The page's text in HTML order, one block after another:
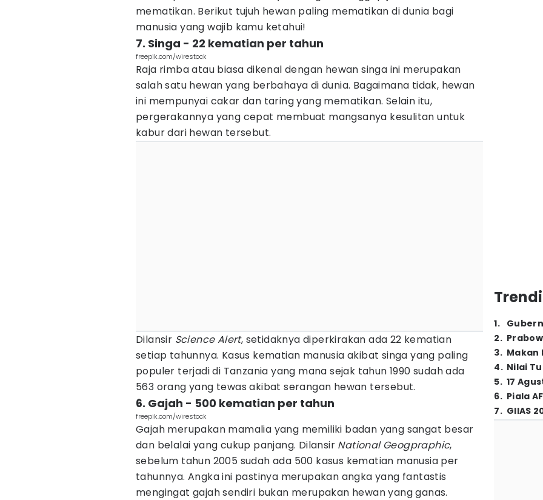
mematikan. Berikut tujuh hewan paling mematikan di dunia bagi
manusia yang wajib kamu ketahui!
7. Singa - 22 kematian per tahun
freepik.com/wirestock
Raja rimba atau biasa dikenal dengan hewan singa ini merupakan
salah satu hewan yang berbahaya di dunia. Bagaimana tidak, hewan
ini mempunyai cakar dan taring yang mematikan. Selain itu,
pergerakannya yang cepat membuat mangsanya kesulitan untuk
kabur dari hewan tersebut.
Dilansir Science Alert, setidaknya diperkirakan ada 22 kematian
setiap tahunnya. Kasus kematian manusia akibat singa yang paling
populer terjadi di Tanzania yang mana sejak tahun 1990 sudah ada
563 orang yang tewas akibat serangan hewan tersebut.
6. Gajah - 500 kematian per tahun
freepik.com/wirestock
Gajah merupakan mamalia yang memiliki badan yang sangat besar
dan belalai yang cukup panjang. Dilansir National Geogpraphic,
sebelum tahun 2005 sudah ada 500 kasus kematian manusia per
tahunnya. Angka ini pastinya merupakan angka yang fantastis
mengingat gajah sendiri bukan merupakan hewan yang ganas.
1.
2.
3. Makan
4. Nilai
5. 17
6. Piala
7. GIIAS